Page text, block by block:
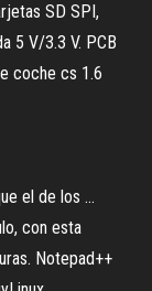
SD SPI,
5 V/3.3 V. PCB
coche cs 1.6
el de los ...
con esta
Notepad++